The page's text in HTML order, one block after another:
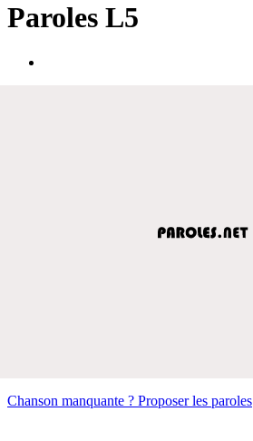
Paroles L5
Chanson manquante ? Proposer les paroles